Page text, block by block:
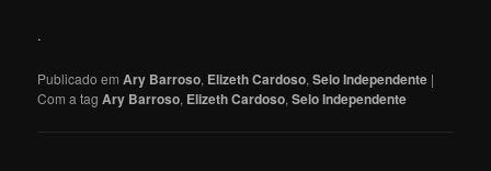
.
Publicado em Ary Barroso, Elizeth Cardoso,Selo Independente |
Com a tagAry Barroso, Elizeth Cardoso,Selo Independente